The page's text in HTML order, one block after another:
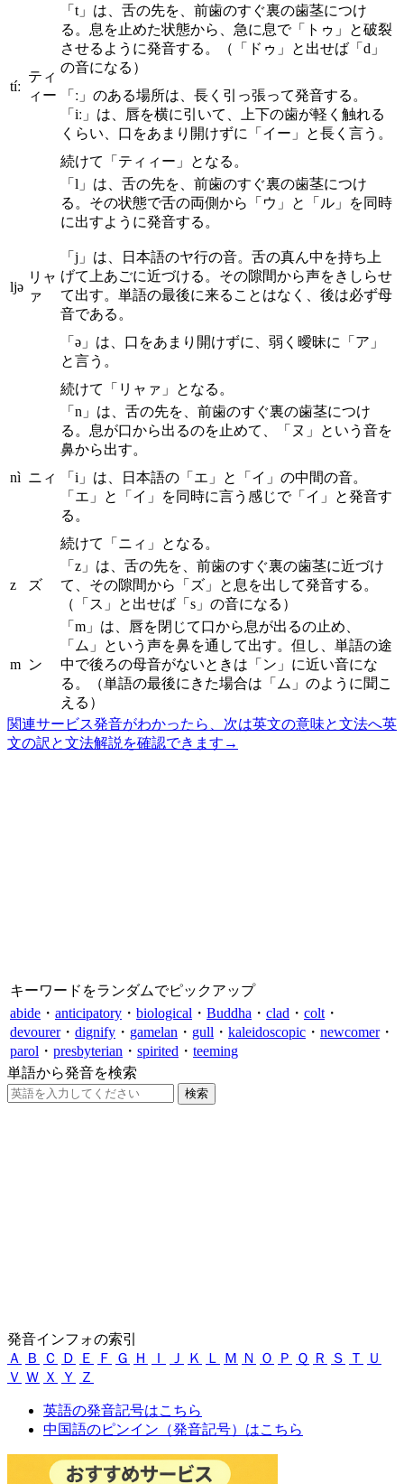
tíː
ティ
ィー
「t」は、舌の先を、前歯のすぐ裏の歯茎につけ
る。息を止めた状態から、急に息で「トゥ」と破裂
させるように発音する。（「ドゥ」と出せば「d」
の音になる）
「ː」のある場所は、長く引っ張って発音する。
「iː」は、唇を横に引いて、上下の歯が軽く触れる
くらい、口をあまり開けずに「イー」と長く言う。
続けて「ティィー」となる。
ljə
リャ
ァ
「l」は、舌の先を、前歯のすぐ裏の歯茎につけ
る。その状態で舌の両側から「ウ」と「ル」を同時
に出すように発音する。
「j」は、日本語のヤ行の音。舌の真ん中を持ち上
げて上あごに近づける。その隙間から声をきしらせ
て出す。単語の最後に来ることはなく、後は必ず母
音である。
「ə」は、口をあまり開けずに、弱く曖昧に「ア」
と言う。
続けて「リャァ」となる。
nì ニィ
「n」は、舌の先を、前歯のすぐ裏の歯茎につけ
る。息が口から出るのを止めて、「ヌ」という音を
鼻から出す。
「i」は、日本語の「エ」と「イ」の中間の音。
「エ」と「イ」を同時に言う感じで「イ」と発音す
る。
続けて「ニィ」となる。
z ズ
「z」は、舌の先を、前歯のすぐ裏の歯茎に近づけ
て、その隙間から「ズ」と息を出して発音する。
（「ス」と出せば「s」の音になる）
m ン
「m」は、唇を閉じて口から息が出るの止め、
「ム」という声を鼻を通して出す。但し、単語の途
中で後ろの母音がないときは「ン」に近い音にな
る。（単語の最後にきた場合は「ム」のように聞こ
える）
関連サービス発音がわかったら、次は英文の意味と文法へ英
文の訳と文法解説を確認できます →
キーワードをランダムでピックアップ
abide ・ anticipatory ・ biological ・ Buddha ・ clad ・ colt ・
devourer・ dignify ・ gamelan ・ gull ・ kaleidoscopic ・ newcomer・
parol ・ presbyterian ・ spirited ・ teeming
単語から発音を検索
発音インフォの索引
Ａ
Ｂ Ｃ Ｄ Ｅ Ｆ Ｇ Ｈ Ｉ Ｊ Ｋ Ｌ Ｍ Ｎ Ｏ Ｐ Ｑ Ｒ Ｓ Ｔ
Ｕ
Ｖ Ｗ Ｘ Ｙ Ｚ
英語の発音記号はこちら
中国語のピンイン（発音記号）はこちら